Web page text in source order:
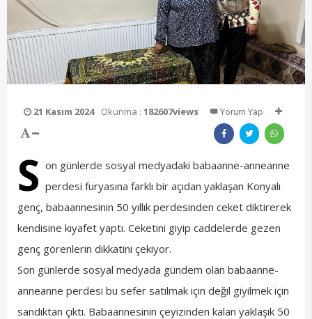
21 Kasım 2024 Okunma :182607views Yorum Yap
S on günlerde sosyal medyadaki babaanne-anneanne
perdesi furyasına farklı bir açıdan yaklaşan Konyalı
genç, babaannesinin 50 yıllık perdesinden ceket diktirerek
kendisine kıyafet yaptı. Ceketini giyip caddelerde gezen
genç görenlerin dikkatini çekiyor.
Son günlerde sosyal medyada gündem olan babaanne-
anneanne perdesi bu sefer satılmak için değil giyilmek için
sandıktan çıktı. Babaannesinin çeyizinden kalan yaklaşık 50